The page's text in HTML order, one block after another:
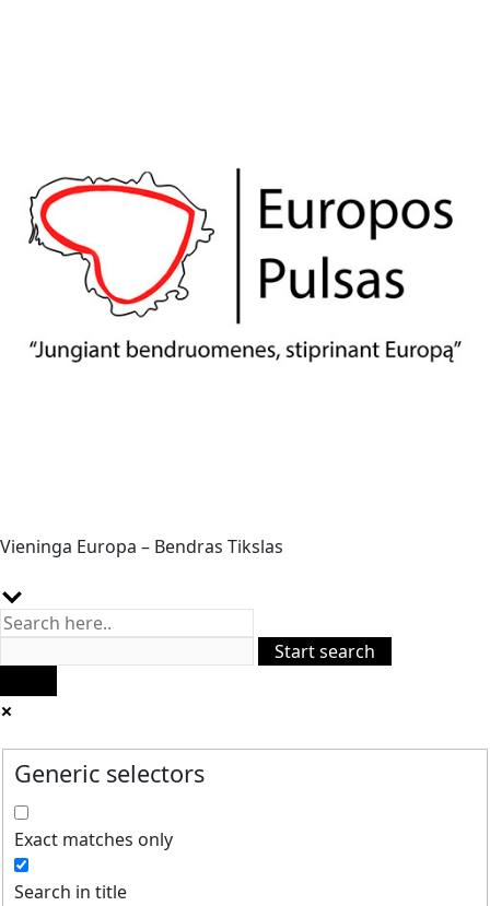
Vieninga Europa – Bendras Tikslas
Generic selectors
Exact matches only
Search in title